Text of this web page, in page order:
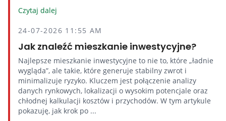
Czytaj dalej
24-07-2026 11:55 AM
Jak znaleźć mieszkanie inwestycyjne?
Najlepsze mieszkanie inwestycyjne to nie to, które „ładnie
wygląda”, ale takie, które generuje stabilny zwrot i
minimalizuje ryzyko. Kluczem jest połączenie analizy
danych rynkowych, lokalizacji o wysokim potencjale oraz
chłodnej kalkulacji kosztów i przychodów. W tym artykule
pokazuję, jak krok po ...